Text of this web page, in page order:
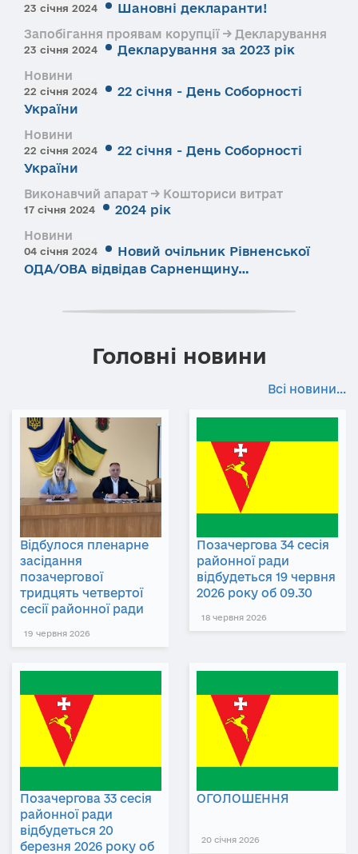
23 січня 2024 Шановні декларанти!
Запобігання проявам корупції → Декларування
23 січня 2024 Декларування за 2023 рік
Новини
22 січня 2024
22 січня - День Соборності
України
Новини
22 січня 2024
22 січня - День Соборності
України
Виконавчий апарат → Кошториси витрат
17 січня 2024 2024 рік
Новини
04 січня 2024
Новий очільник Рівненської
ОДА/ОВА відвідав Сарненщину…
Головні новини
Всі новини...
Відбулося пленарне
засідання
позачергової
тридцять четвертої
сесії районної ради
19 червня 2026
Позачергова 34 сесія
районної ради
відбудеться 19 червня
2026 року об 09.30
18 червня 2026
Позачергова 33 сесія
районної ради
відбудеться 20
березня 2026 року об
ОГОЛОШЕННЯ
20 січня 2026